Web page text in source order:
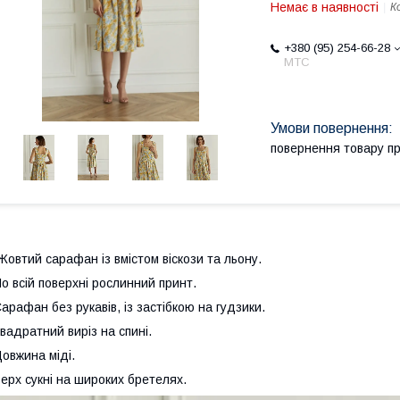
Немає в наявності
+380 (95) 254-66-28
МТС
повернення товару
сарафан із вмістом віскози та льону.
всій поверхні рослинний принт.
без рукавів, із застібкою на гудзики.
виріз на спині.
міді.
сукні на широких бретелях.